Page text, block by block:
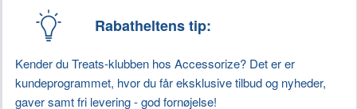
Rabatheltens tip:
Kender du Treats-klubben hos Accessorize? Det er er
kundeprogrammet, hvor du får eksklusive tilbud og nyheder,
gaver samt fri levering - god fornøjelse!